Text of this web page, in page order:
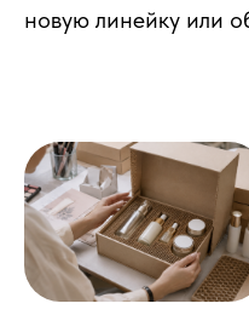
новую линейку или